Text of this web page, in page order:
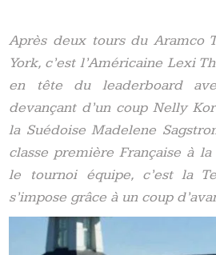
Après deux tours du Aramco
York, c’est l’Américaine Lexi
en tête du leaderboard
devançant d’un coup Nelly
la Suédoise Madelene
classe première Française à
le tournoi équipe, c’est la
s’impose grâce à un coup